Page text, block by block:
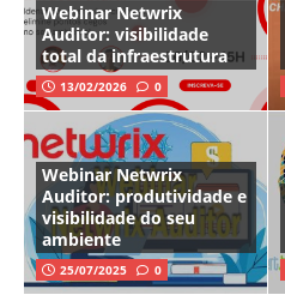
Webinar Netwrix
Auditor: visibilidade
total da infraestrutura
13/02/2026 0
Webinar Netwrix
Auditor: produtividade e
visibilidade do seu
ambiente
25/07/2025 0